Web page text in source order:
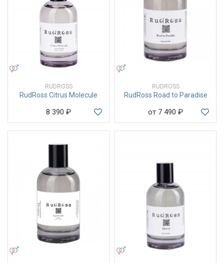
УНИСЕКС
RUDROSS
RudRoss Citrus Molecule
8 390 ₽
RUDROSS
RudRoss Road to Paradise
от 7 490 ₽
УНИСЕКС